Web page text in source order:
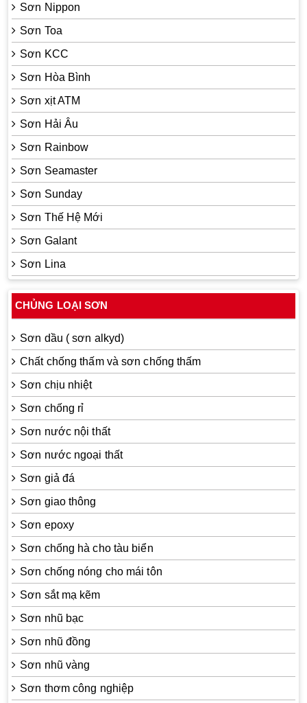
Sơn Nippon
Sơn Toa
Sơn KCC
Sơn Hòa Bình
Sơn xịt ATM
Sơn Hải Âu
Sơn Rainbow
Sơn Seamaster
Sơn Sunday
Sơn Thế Hệ Mới
Sơn Galant
Sơn Lina
CHỦNG LOẠI SƠN
Sơn dầu ( sơn alkyd)
Chất chống thấm và sơn chống thấm
Sơn chịu nhiệt
Sơn chống rỉ
Sơn nước nội thất
Sơn nước ngoại thất
Sơn giả đá
Sơn giao thông
Sơn epoxy
Sơn chống hà cho tàu biển
Sơn chống nóng cho mái tôn
Sơn sắt mạ kẽm
Sơn nhũ bạc
Sơn nhũ đồng
Sơn nhũ vàng
Sơn thơm công nghiệp